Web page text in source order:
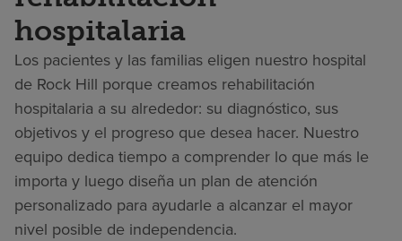
hospitalaria
Los pacientes y las familias eligen nuestro hospital
de Rock Hill porque creamos rehabilitación
hospitalaria a su alrededor: su diagnóstico, sus
objetivos y el progreso que desea hacer. Nuestro
equipo dedica tiempo a comprender lo que más le
importa y luego diseña un plan de atención
personalizado para ayudarle a alcanzar el mayor
nivel posible de independencia.